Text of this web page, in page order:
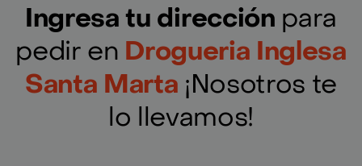
Ingresa tu dirección para
pedir en Drogueria Inglesa
Santa Marta ¡Nosotros te
lo llevamos!